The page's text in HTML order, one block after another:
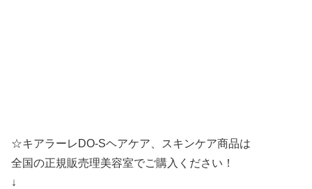
☆キアラーレDO-Sヘアケア、スキンケア商品は
全国の正規販売理美容室でご購入ください！
↓